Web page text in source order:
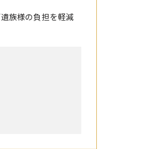
族様の負担を軽減